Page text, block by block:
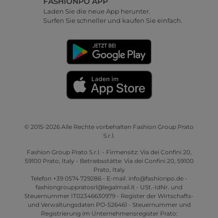
Laden Sie die neue App herunter.
Surfen Sie schneller und kaufen Sie einfach.
© 2015-2026 Alle Rechte vorbehalten Fashion Group Prato
S.r.l.
Fashion Group Prato S.r.l. - Firmensitz: Via dei Confini 20,
59100 Prato, Italy - Betriebsstätte: Via dei Confini 20, 59100
Prato, Italy
Telefon +39 0574 729286 - E-mail. info@fashionpo.de -
fashiongrouppratosrl@legalmail.it - USt.-IdNr. und
Steuernummer IT02346630979 - Register der Wirtschafts-
und Verwaltungsdaten PO-526461 - Steuernummer und
Registrierung im Unternehmensregister Prato: